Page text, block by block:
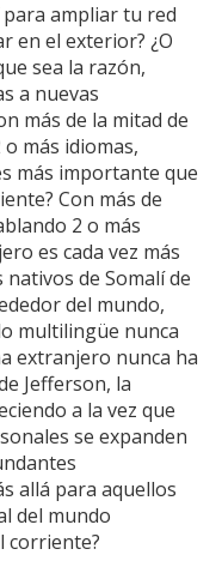
ampliar tu red
en el exterior? ¿O
sea la razón,
a nuevas
más de la mitad de
más idiomas,
más importante que
Con más de
2 o más
es cada vez más
de Somalí de
del mundo,
multilingüe nunca
extranjero nunca ha
Jefferson, la
a la vez que
se expanden
allá para aquellos
del mundo
corriente?